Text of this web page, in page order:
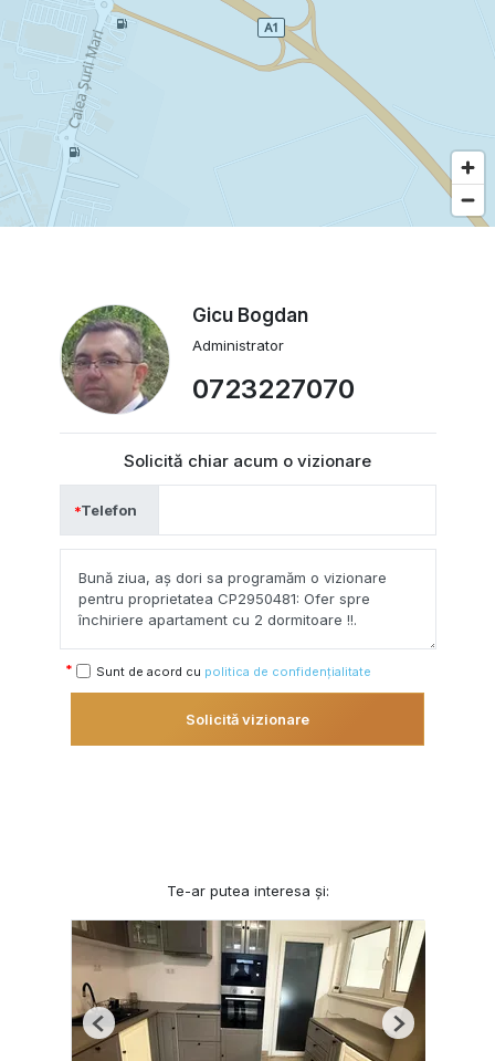
Gicu Bogdan
Administrator
0723227070
Solicită chiar acum o vizionare
Telefon
Sunt de acord cu politica de confidențialitate
Solicită vizionare
Te-ar putea interesa și:
Previous Next